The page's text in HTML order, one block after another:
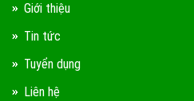
Giới thiệu
Tin tức
Tuyển dụng
Liên hệ